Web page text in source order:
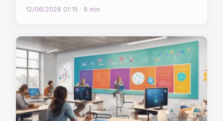
12/06/2026 01:15 · 8 min